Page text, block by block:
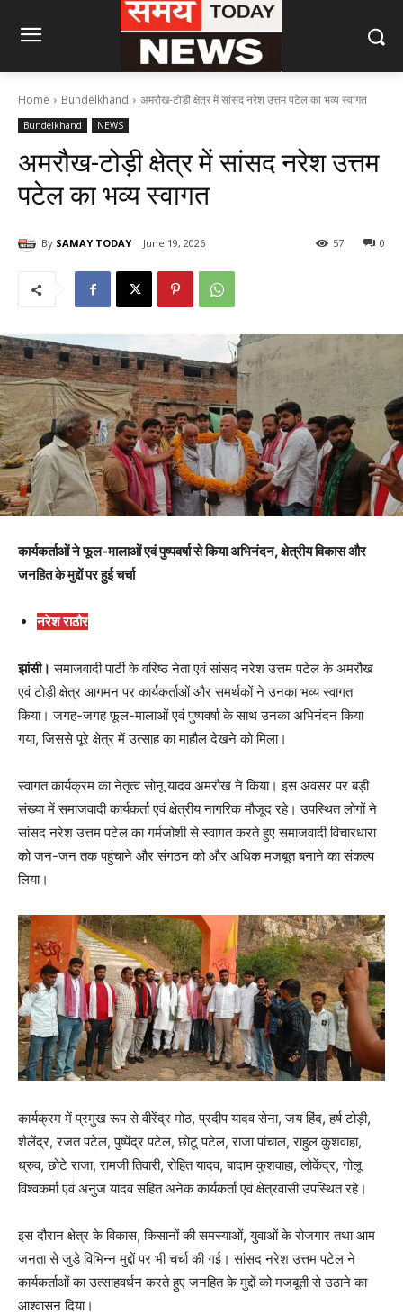
Home Bundelkhand अमरौख-टोड़ी क्षेत्र में सांसद नरेश उत्तम पटेल का भव्य स्वागत
Bundelkhand NEWS
अमरौख-टोड़ी क्षेत्र में सांसद नरेश उत्तम
पटेल का भव्य स्वागत
By SAMAY TODAY June 19, 2026 0
57
कार्यकर्ताओं ने फूल-मालाओं एवं पुष्पवर्षा से किया अभिनंदन, क्षेत्रीय विकास और
जनहित के मुद्दों पर हुई चर्चा
नरेश राठौर
झांसी। समाजवादी पार्टी के वरिष्ठ नेता एवं सांसद नरेश उत्तम पटेल के अमरौख
एवं टोड़ी क्षेत्र आगमन पर कार्यकर्ताओं और समर्थकों ने उनका भव्य स्वागत
किया। जगह-जगह फूल-मालाओं एवं पुष्पवर्षा के साथ उनका अभिनंदन किया
गया, जिससे पूरे क्षेत्र में उत्साह का माहौल देखने को मिला।
स्वागत कार्यक्रम का नेतृत्व सोनू यादव अमरौख ने किया। इस अवसर पर बड़ी
संख्या में समाजवादी कार्यकर्ता एवं क्षेत्रीय नागरिक मौजूद रहे। उपस्थित लोगों ने
सांसद नरेश उत्तम पटेल का गर्मजोशी से स्वागत करते हुए समाजवादी विचारधारा
को जन-जन तक पहुंचाने और संगठन को और अधिक मजबूत बनाने का संकल्प
लिया।
कार्यक्रम में प्रमुख रूप से वीरेंद्र मोठ, प्रदीप यादव सेना, जय हिंद, हर्ष टोड़ी,
शैलेंद्र, रजत पटेल, पुष्पेंद्र पटेल, छोटू पटेल, राजा पांचाल, राहुल कुशवाहा,
ध्रुव, छोटे राजा, रामजी तिवारी, रोहित यादव, बादाम कुशवाहा, लोकेंद्र, गोलू
विश्वकर्मा एवं अनुज यादव सहित अनेक कार्यकर्ता एवं क्षेत्रवासी उपस्थित रहे।
इस दौरान क्षेत्र के विकास, किसानों की समस्याओं, युवाओं के रोजगार तथा आम
जनता से जुड़े विभिन्न मुद्दों पर भी चर्चा की गई। सांसद नरेश उत्तम पटेल ने
कार्यकर्ताओं का उत्साहवर्धन करते हुए जनहित के मुद्दों को मजबूती से उठाने का
आश्वासन दिया।